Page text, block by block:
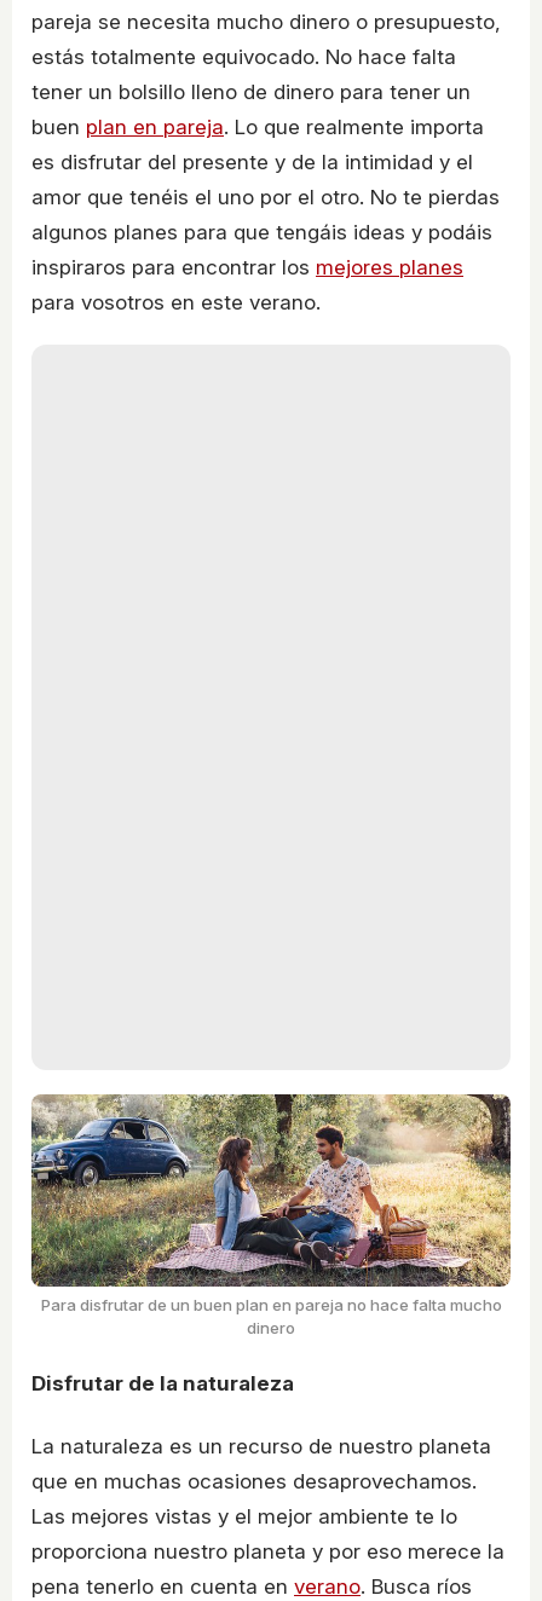
pareja se necesita mucho dinero o presupuesto,
estás totalmente equivocado. No hace falta
tener un bolsillo lleno de dinero para tener un
buen plan en pareja. Lo que realmente importa
es disfrutar del presente y de la intimidad y el
amor que tenéis el uno por el otro. No te pierdas
algunos planes para que tengáis ideas y podáis
inspiraros para encontrar los mejores planes
para vosotros en este verano.
Para disfrutar de un buen plan en pareja no hace falta mucho
dinero
Disfrutar de la naturaleza
La naturaleza es un recurso de nuestro planeta
que en muchas ocasiones desaprovechamos.
Las mejores vistas y el mejor ambiente te lo
proporciona nuestro planeta y por eso merece la
pena tenerlo en cuenta en verano. Busca ríos